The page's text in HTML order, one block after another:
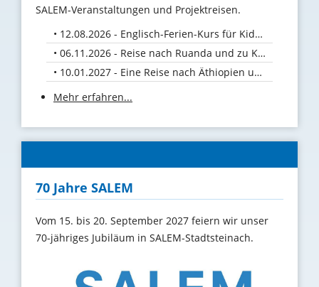
SALEM-Veranstaltungen und Projektreisen.
12.08.2026 - Englisch-Ferien-Kurs für Kids vom 10. bis 12. August 26
06.11.2026 - Reise nach Ruanda und zu Kaffeebauern in Uganda
10.01.2027 - Eine Reise nach Äthiopien und Uganda
Mehr erfahren...
70 Jahre SALEM
Vom 15. bis 20. September 2027 feiern wir unser
70-jähriges Jubiläum in SALEM-Stadtsteinach.